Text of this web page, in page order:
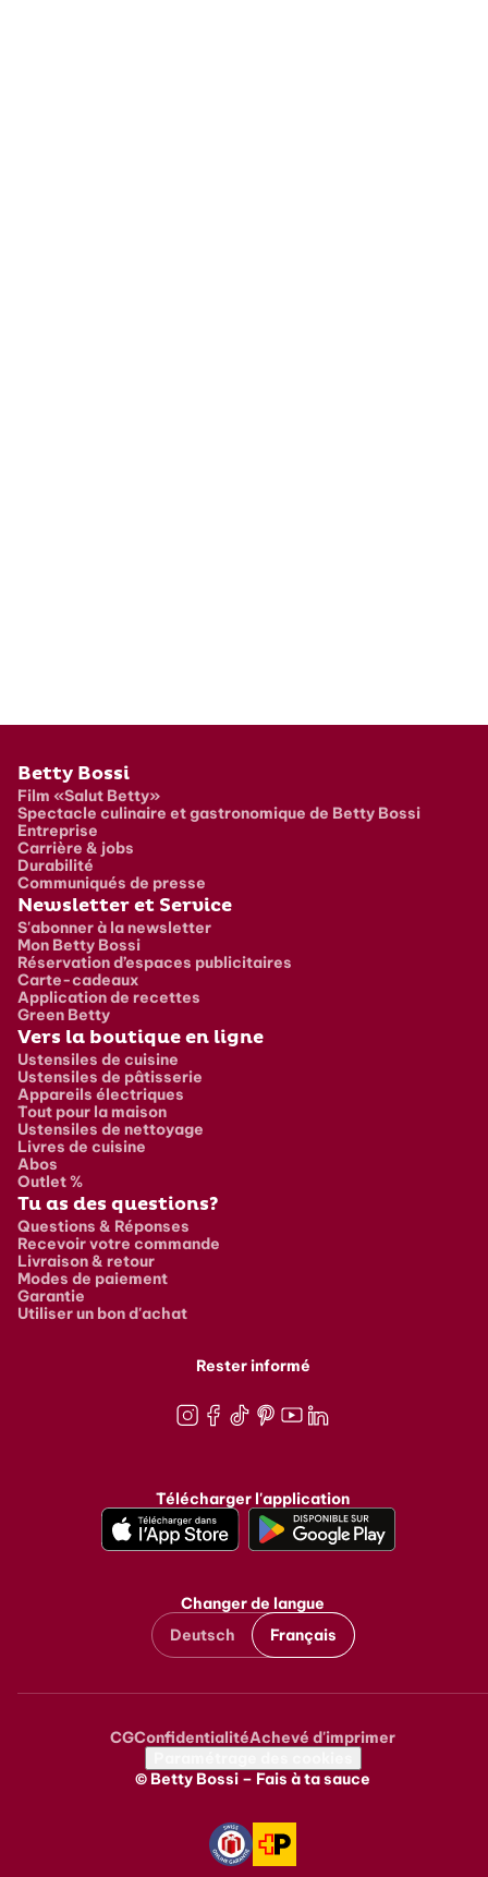
Pied de page
Betty Bossi
Film «Salut Betty»
Spectacle culinaire et gastronomique de Betty Bossi
Entreprise
Carrière & jobs
Durabilité
Communiqués de presse
Newsletter et Service
S'abonner à la newsletter
Mon Betty Bossi
Réservation d’espaces publicitaires
Carte-cadeaux
Application de recettes
Green Betty
Vers la boutique en ligne
Ustensiles de cuisine
Ustensiles de pâtisserie
Appareils électriques
Tout pour la maison
Ustensiles de nettoyage
Livres de cuisine
Abos
Outlet %
Tu as des questions?
Questions & Réponses
Recevoir votre commande
Livraison & retour
Modes de paiement
Garantie
Utiliser un bon d'achat
Rester informé
Télécharger l'application
Changer de langue
Deutsch
Français
Metanavigation
CGConfidentialitéAchevé d'imprimer
© Betty Bossi – Fais à ta sauce